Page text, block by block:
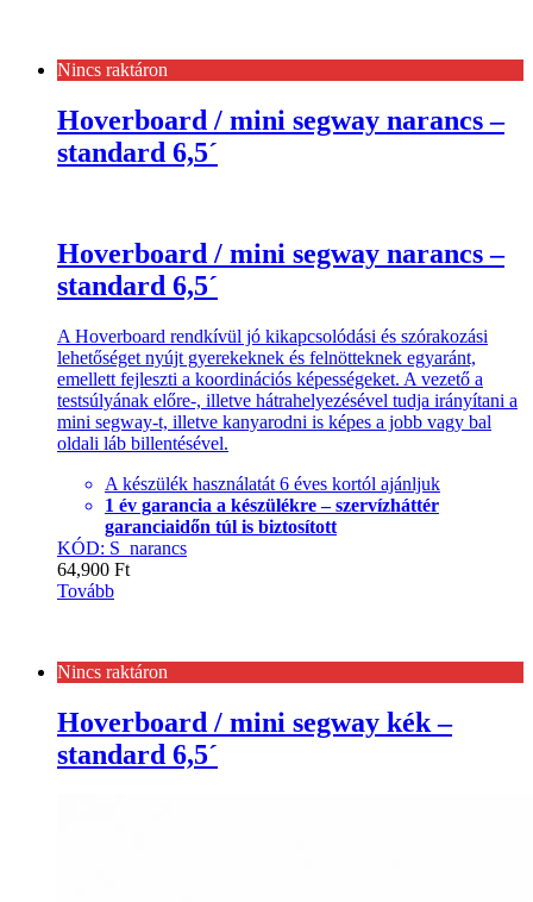
Nincs raktáron
Hoverboard / mini segway narancs –
standard 6,5´
Hoverboard / mini segway narancs –
standard 6,5´
A Hoverboard rendkívül jó kikapcsolódási és szórakozási
lehetőséget nyújt gyerekeknek és felnötteknek egyaránt,
emellett fejleszti a koordinációs képességeket. A vezető a
testsúlyának előre-, illetve hátrahelyezésével tudja irányítani a
mini segway-t, illetve kanyarodni is képes a jobb vagy bal
oldali láb billentésével.
A készülék használatát 6 éves kortól ajánljuk
1 év garancia a készülékre – szervízháttér
garanciaidőn túl is biztosított
KÓD: S_narancs
64,900 Ft
Tovább
Nincs raktáron
Hoverboard / mini segway kék –
standard 6,5´